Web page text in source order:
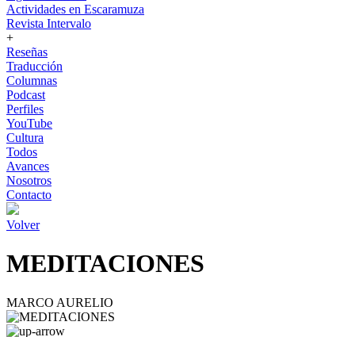
Actividades en Escaramuza
Revista Intervalo
+
Reseñas
Traducción
Columnas
Podcast
Perfiles
YouTube
Cultura
Todos
Avances
Nosotros
Contacto
Volver
MEDITACIONES
MARCO AURELIO